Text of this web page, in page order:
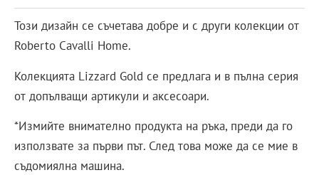
Този дизайн се съчетава добре и с други колекции от
Roberto Cavalli Home.
Колекцията Lizzard Gold се предлага и в пълна серия
от допълващи артикули и аксесоари.
*Измийте внимателно продукта на ръка, преди да го
използвате за първи път. След това може да се мие в
съдомиялна машина.